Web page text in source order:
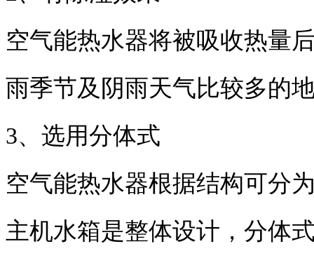
空气能热水器将被吸收热量
雨季节及阴雨天气比较多的
3、选用分体式
空气能热水器根据结构可分
主机水箱是整体设计，分体